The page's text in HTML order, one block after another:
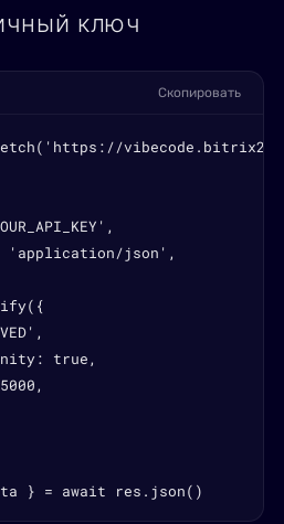
ключ
Скопировать
json',
true,
} = await res.json()